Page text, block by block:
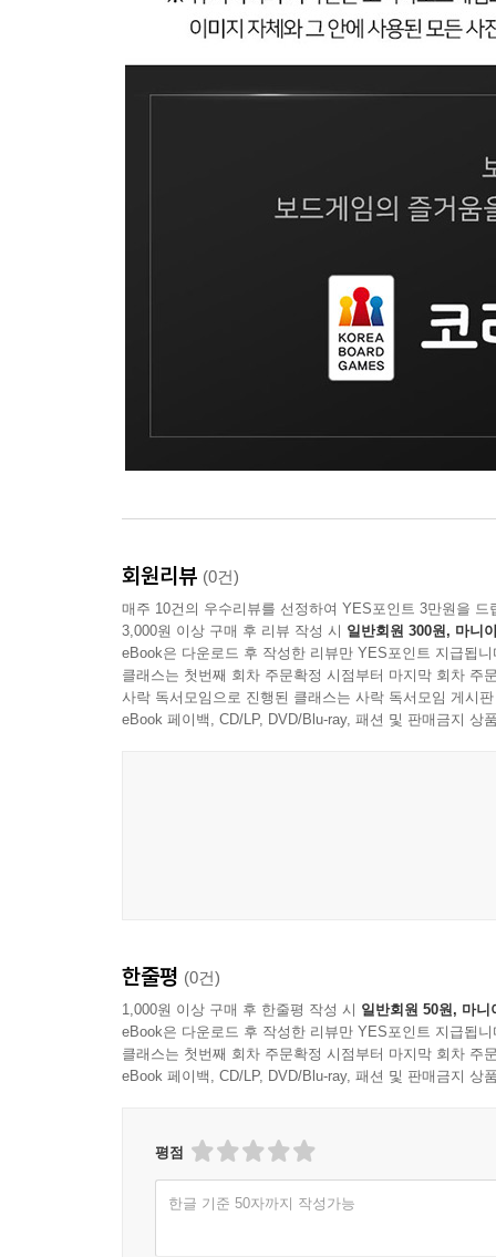
회원리뷰 (0건)
매주 10건의 우수리뷰를 선정하여 YES포인트 3만원을 드
3,000원 이상 구매 후 리뷰 작성 시 일반회원 300원, 마니
eBook은 다운로드 후 작성한 리뷰만 YES포인트 지급됩니
클래스는 첫번째 회차 주문확정 시점부터 마지막 회차 주
사락 독서모임으로 진행된 클래스는 사락 독서모임 게시
eBook 페이백, CD/LP, DVD/Blu-ray, 패션 및 판매금지 상
한줄평 (0건)
1,000원 이상 구매 후 한줄평 작성 시 일반회원 50원, 마니
eBook은 다운로드 후 작성한 리뷰만 YES포인트 지급됩니
클래스는 첫번째 회차 주문확정 시점부터 마지막 회차 주
eBook 페이백, CD/LP, DVD/Blu-ray, 패션 및 판매금지 상
평점
한글 기준 50자까지 작성가능